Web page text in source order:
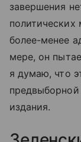
завершения
политических
более-менее
мере, он
я думаю, что
издания.